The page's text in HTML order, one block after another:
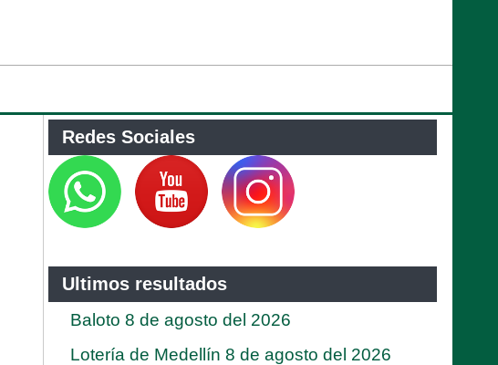
Redes Sociales
Ultimos resultados
Baloto 8 de agosto del 2026
Lotería de Medellín 8 de agosto del 2026